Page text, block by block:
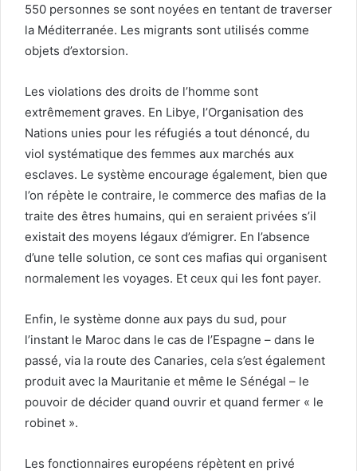
550 personnes se sont noyées en tentant de traverser
la Méditerranée. Les migrants sont utilisés comme
objets d’extorsion.
Les violations des droits de l’homme sont
extrêmement graves. En Libye, l’Organisation des
Nations unies pour les réfugiés a tout dénoncé, du
viol systématique des femmes aux marchés aux
esclaves. Le système encourage également, bien que
l’on répète le contraire, le commerce des mafias de la
traite des êtres humains, qui en seraient privées s’il
existait des moyens légaux d’émigrer. En l’absence
d’une telle solution, ce sont ces mafias qui organisent
normalement les voyages. Et ceux qui les font payer.
Enfin, le système donne aux pays du sud, pour
l’instant le Maroc dans le cas de l’Espagne – dans le
passé, via la route des Canaries, cela s’est également
produit avec la Mauritanie et même le Sénégal – le
pouvoir de décider quand ouvrir et quand fermer « le
robinet ».
Les fonctionnaires européens répètent en privé